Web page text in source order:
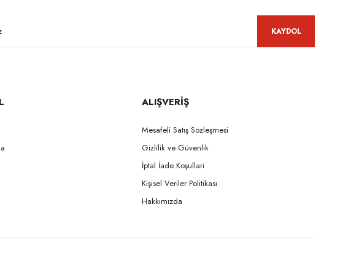
KAYDOL
ALIŞVERİŞ
Mesafeli Satış Sözleşmesi
Gizlilik ve Güvenlik
İptal İade Koşullari
Kişisel Veriler Politikası
Hakkımızda